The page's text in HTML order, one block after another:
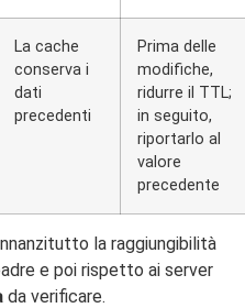
La cache
conserva i
dati
precedenti
Prima delle
modifiche,
ridurre il TTL;
in seguito,
riportarlo al
valore
precedente
la raggiungibilità
e poi rispetto ai server
da verificare.